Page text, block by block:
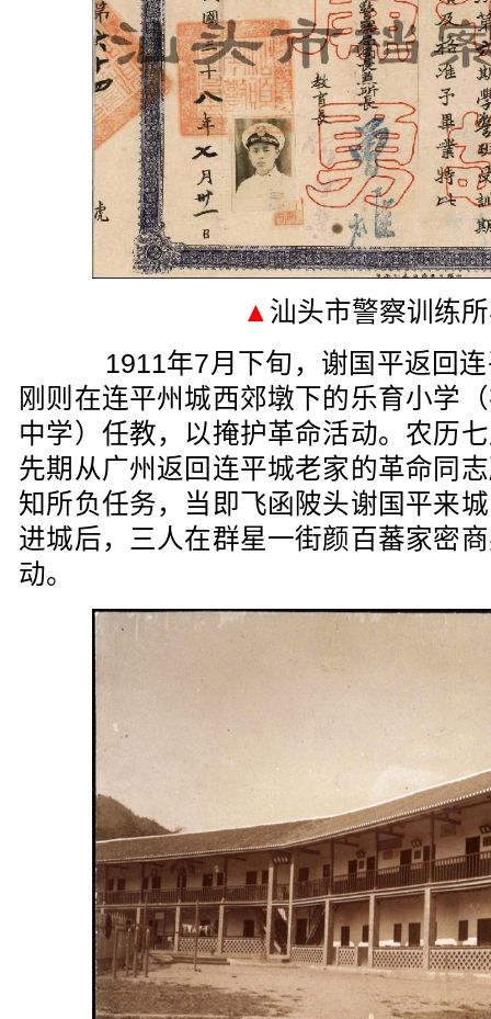
▲ 汕头市警察训练
1911年7月下旬，谢国平返回连
刚则在连平州城西郊墩下的乐育小学
中学）任教，以掩护革命活动。农历
先期从广州返回连平城老家的革命同志
知所负任务，当即飞函陂头谢国平来
进城后，三人在群星一街颜百蕃家密
动。